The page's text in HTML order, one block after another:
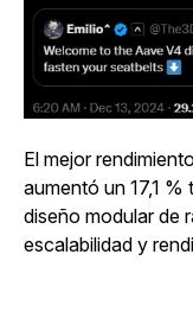
El mejor
aumentó un 17,1
diseño modular de
escalabilidad y